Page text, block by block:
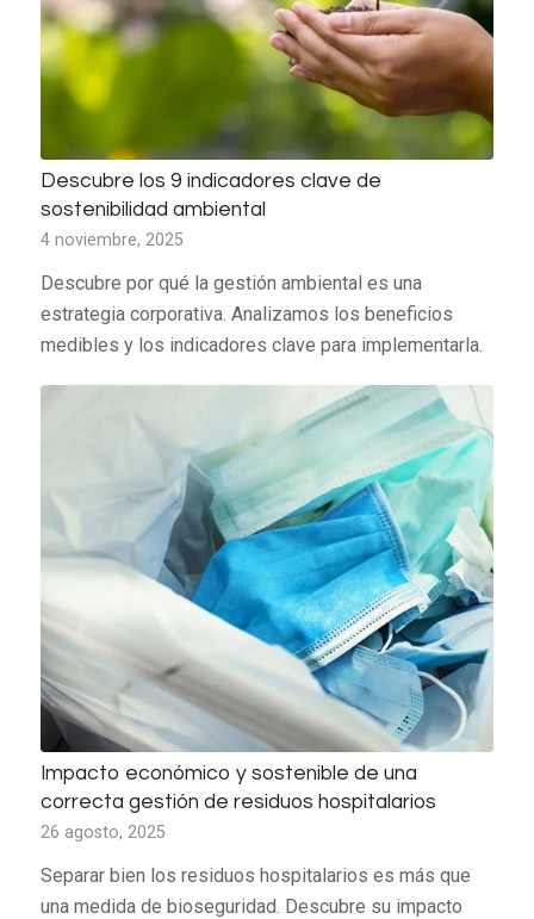
Descubre los 9 indicadores clave de
sostenibilidad ambiental
4 noviembre, 2025
Descubre por qué la gestión ambiental es una
estrategia corporativa. Analizamos los beneficios
medibles y los indicadores clave para implementarla.
Impacto económico y sostenible de una
correcta gestión de residuos hospitalarios
26 agosto, 2025
Separar bien los residuos hospitalarios es más que
una medida de bioseguridad. Descubre su impacto